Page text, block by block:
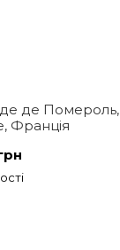
де Помероль,
Франція